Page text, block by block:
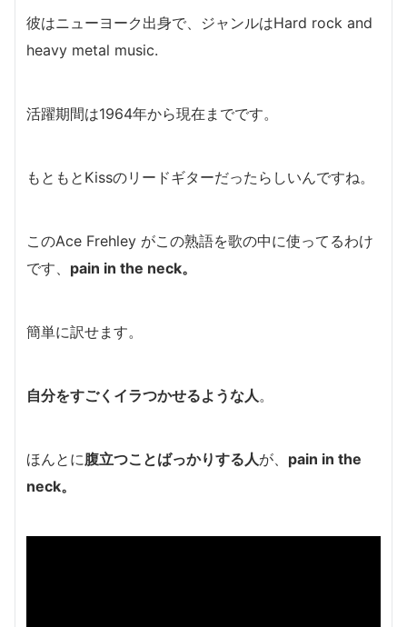
彼はニューヨーク出身で、ジャンルはHard rock and
heavy metal music.
活躍期間は1964年から現在までです。
もともとKissのリードギターだったらしいんですね。
このAce Frehley がこの熟語を歌の中に使ってるわけ
です、 pain in the neck。
簡単に訳せます。
自分をすごくイラつかせるような人 。
ほんとに腹立つことばっかりする人が、 pain in the
neck。